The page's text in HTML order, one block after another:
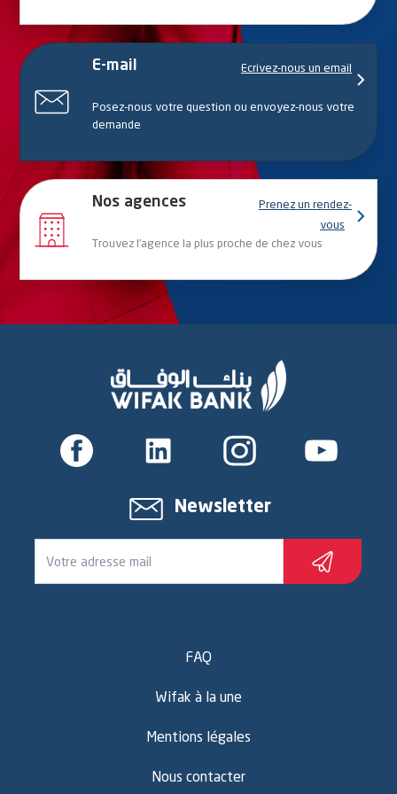
E-mail Ecrivez-nous un email
Posez-nous votre question ou envoyez-nous votre
demande
Nos agences
Prenez un rendez-
vous
Trouvez l’agence la plus proche de chez vous
Newsletter
FAQ
Wifak à la une
Mentions légales
Nous contacter